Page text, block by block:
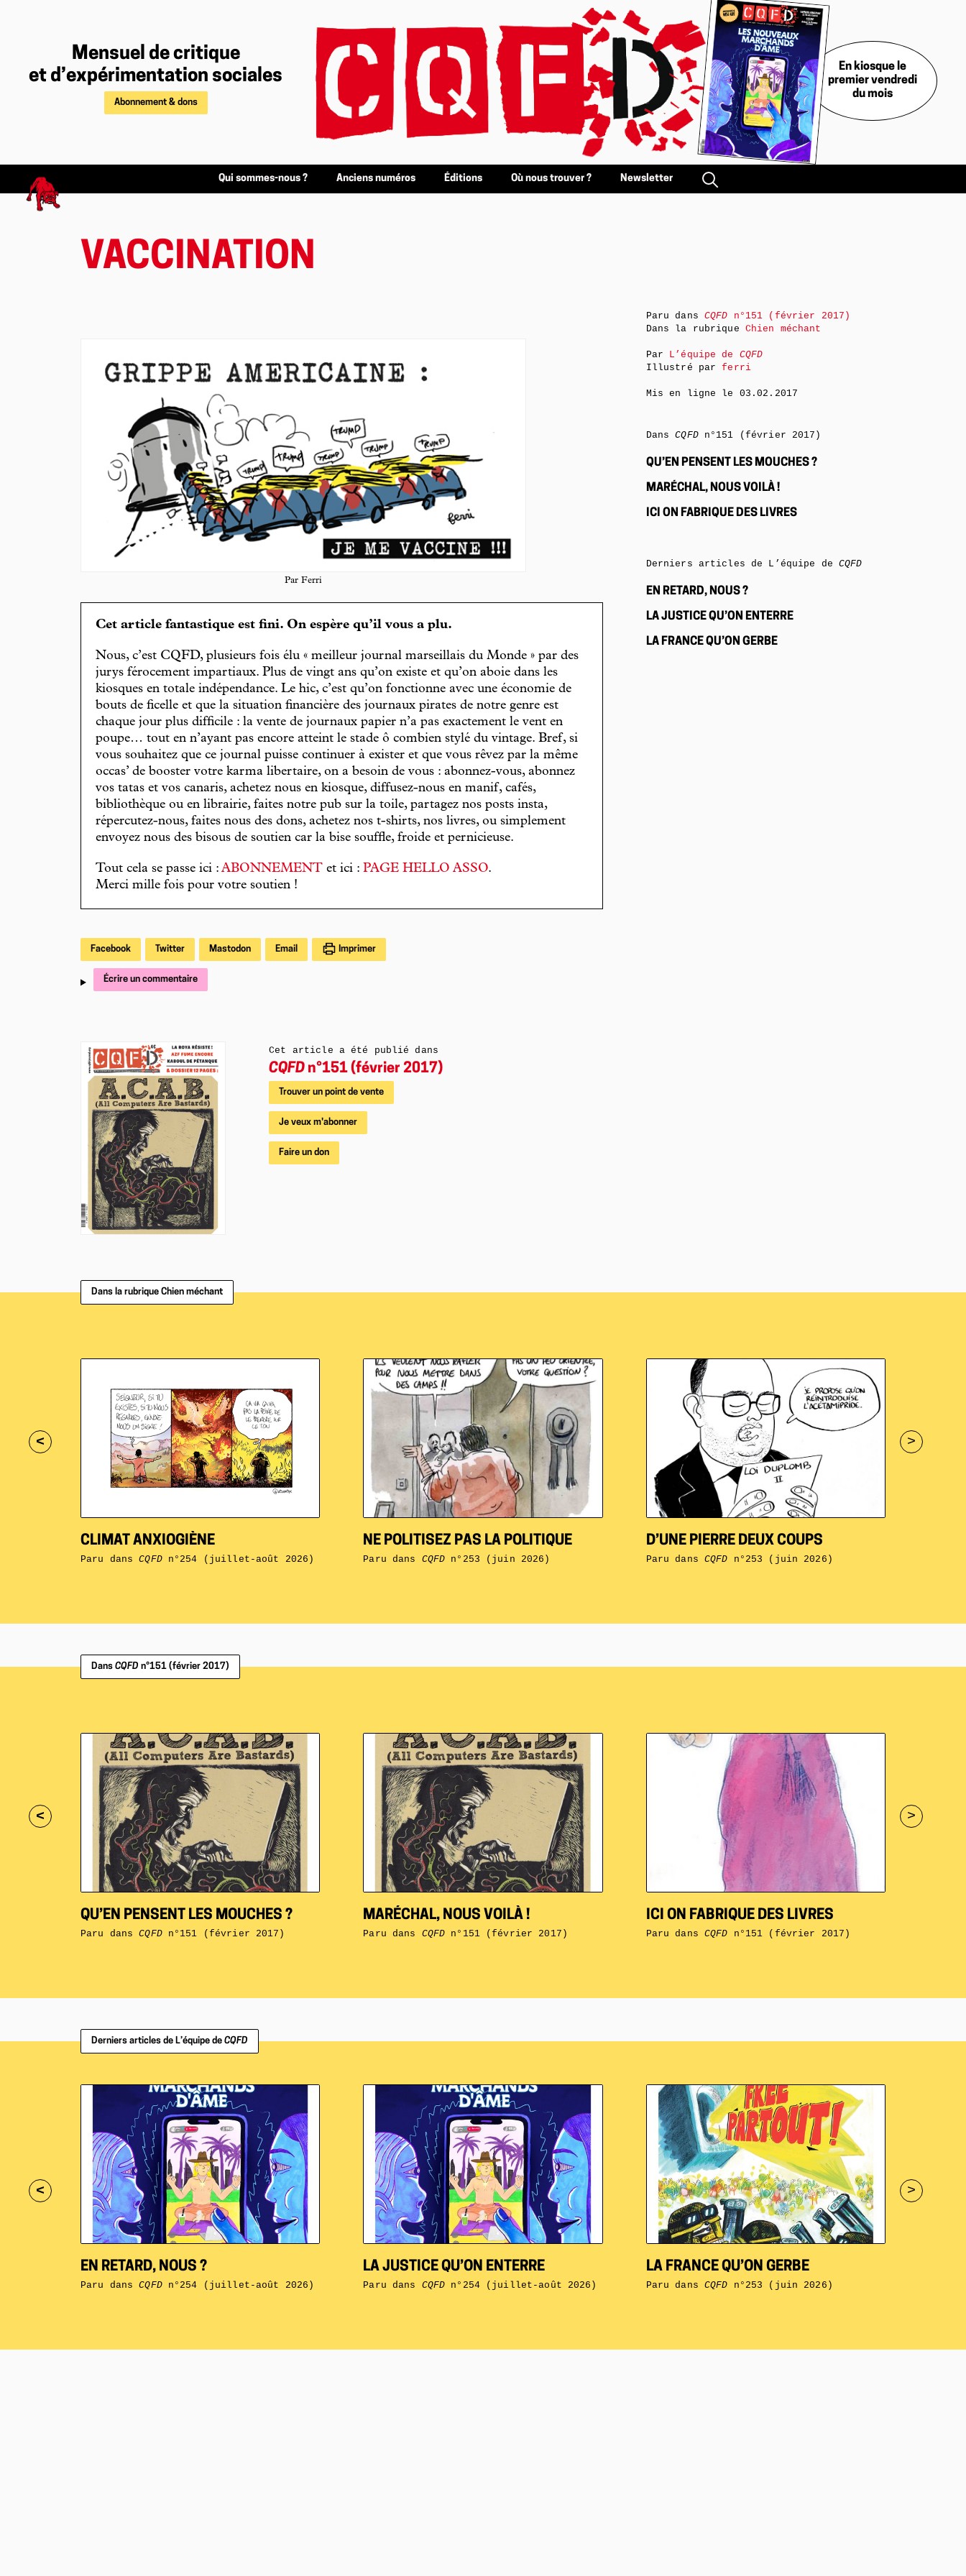
Mensuel de critique
et d’expérimentation sociales
Abonnement & dons
En kiosque le
premier vendredi
du mois
Qui sommes-nous ? Anciens numéros Éditions Où nous trouver ? Newsletter
VACCINATION
Par Ferri
Cet article fantastique est fini. On espère qu’il vous a plu.
Nous, c’est CQFD, plusieurs fois élu « meilleur journal marseillais du Monde » par des
jurys férocement impartiaux. Plus de vingt ans qu’on existe et qu’on aboie dans les
kiosques en totale indépendance. Le hic, c’est qu’on fonctionne avec une économie de
bouts de ficelle et que la situation financière des journaux pirates de notre genre est
chaque jour plus difficile : la vente de journaux papier n’a pas exactement le vent en
poupe… tout en n’ayant pas encore atteint le stade ô combien stylé du vintage. Bref, si
vous souhaitez que ce journal puisse continuer à exister et que vous rêvez par la même
occas’ de booster votre karma libertaire, on a besoin de vous : abonnez-vous, abonnez
vos tatas et vos canaris, achetez nous en kiosque, diffusez-nous en manif, cafés,
bibliothèque ou en librairie, faites notre pub sur la toile, partagez nos posts insta,
répercutez-nous, faites nous des dons, achetez nos t-shirts, nos livres, ou simplement
envoyez nous des bisous de soutien car la bise souffle, froide et pernicieuse.
Tout cela se passe ici : ABONNEMENT et ici : PAGE HELLO ASSO.
Merci mille fois pour votre soutien !
Facebook Twitter Mastodon Email Imprimer
Écrire un commentaire
Cet article a été publié dans
CQFD n°151 (février 2017)
Trouver un point de vente
Je veux m'abonner
Faire un don
Paru dans CQFD n°151 (février 2017)
Dans la rubrique Chien méchant
Par L’équipe de CQFD
Illustré parferri
Mis en ligne le 03.02.2017
DansCQFDn°151 (février 2017)
QU’EN PENSENT LES MOUCHES ?
MARÉCHAL, NOUS VOILÀ !
ICI ON FABRIQUE DES LIVRES
Derniers articles de L’équipe de CQFD
EN RETARD, NOUS ?
LA JUSTICE QU’ON ENTERRE
LA FRANCE QU’ON GERBE
< >
Dans la rubrique Chien méchant
CLIMAT ANXIOGIÈNE
Paru dansCQFDn°254 (juillet-août 2026)
NE POLITISEZ PAS LA POLITIQUE
Paru dans CQFD n°253 (juin 2026)
D’UNE PIERRE DEUX COUPS
Paru dans CQFD n°253 (juin 2026)
< >
Dans CQFD n°151 (février 2017)
QU’EN PENSENT LES MOUCHES ?
Paru dansCQFDn°151 (février 2017)
MARÉCHAL, NOUS VOILÀ !
Paru dans CQFD n°151 (février 2017)
ICI ON FABRIQUE DES LIVRES
Paru dans CQFD n°151 (février 2017)
< >
Derniers articles de L’équipe de CQFD
EN RETARD, NOUS ?
Paru dansCQFDn°254 (juillet-août 2026)
LA JUSTICE QU’ON ENTERRE
Paru dans CQFD n°254 (juillet-août 2026)
LA FRANCE QU’ON GERBE
Paru dans CQFD n°253 (juin 2026)